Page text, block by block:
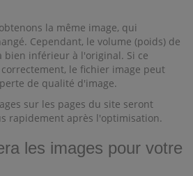
la même image, qui
Cependant, le volume (poids) de
bien inférieur à l'original. Si ce
le fichier image peut
de qualité d'image.
sur les pages du site seront
rapidement après l'optimisation.
les images pour votre